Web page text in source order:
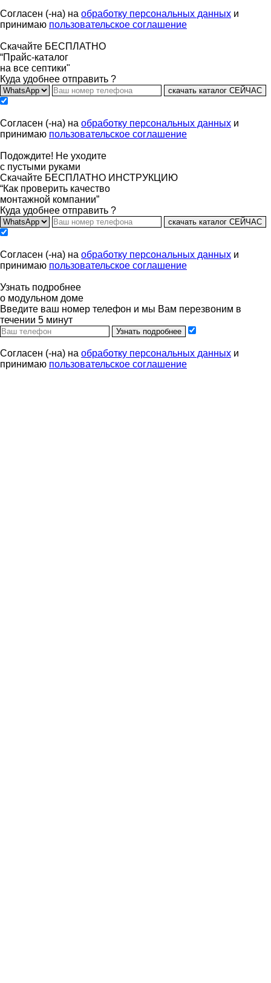
Согласен (-на) на обработку персональных данных и
принимаю пользовательское соглашение
Скачайте БЕСПЛАТНО
“Прайс-каталог
на все септики"
Куда удобнее отправить ?
скачать каталог СЕЙЧАС
Согласен (-на) на обработку персональных данных и
принимаю пользовательское соглашение
Подождите! Не уходите
с пустыми руками
Скачайте БЕСПЛАТНО ИНСТРУКЦИЮ
“Как проверить качество
монтажной компании”
Куда удобнее отправить ?
скачать каталог СЕЙЧАС
Согласен (-на) на обработку персональных данных и
принимаю пользовательское соглашение
Узнать подробнее
о модульном доме
Введите ваш номер телефон и мы Вам перезвоним в
течении 5 минут
Узнать подробнее
Согласен (-на) на обработку персональных данных и
принимаю пользовательское соглашение